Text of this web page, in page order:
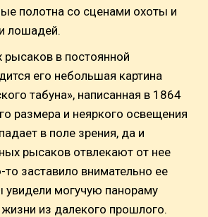
полотна со сценами охоты и
лошадей.
рысаков в постоянной
его небольшая картина
табуна», написанная в 1864
размера и неяркого освещения
в поле зрения, да и
рысаков отвлекают от нее
заставило внимательно ее
увидели могучую панораму
из далекого прошлого.